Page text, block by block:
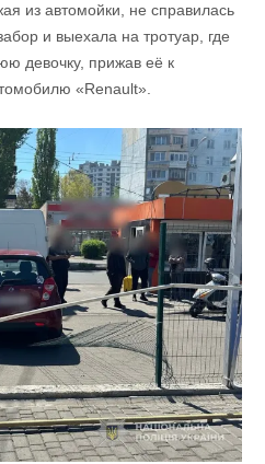
из автомойки, не справилась
и выехала на тротуар, где
девочку, прижав её к
«Renault».